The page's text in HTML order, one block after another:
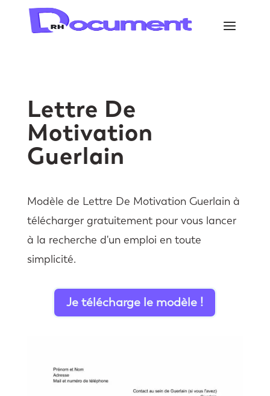
Lettre De
Motivation
Guerlain
Modèle de Lettre De Motivation Guerlain à
télécharger gratuitement pour vous lancer
à la recherche d'un emploi en toute
simplicité.
Je télécharge le modèle !